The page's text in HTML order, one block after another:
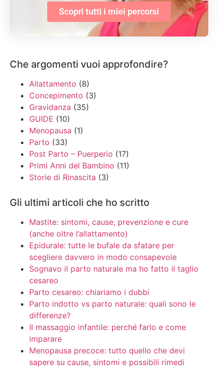
Scopri tutti i miei percorsi
Che argomenti vuoi approfondire?
Allattamento (8)
Concepimento (3)
Gravidanza (35)
GUIDE (10)
Menopausa (1)
Parto (33)
Post Parto – Puerperio (17)
Primi Anni del Bambino (11)
Storie di Rinascita (3)
Gli ultimi articoli che ho scritto
Mastite: sintomi, cause, prevenzione e cure
(anche oltre l’allattamento)
Epidurale: tutte le bufale da sfatare per
scegliere davvero in modo consapevole
Sognavo il parto naturale ma ho fatto il taglio
cesareo
Parto cesareo: chiariamo i dubbi
Parto indotto vs parto naturale: quali sono le
differenze?
Il massaggio infantile: perché farlo e come
imparare
Menopausa precoce: tutto quello che devi
sapere su cause, sintomi e possibili rimedi